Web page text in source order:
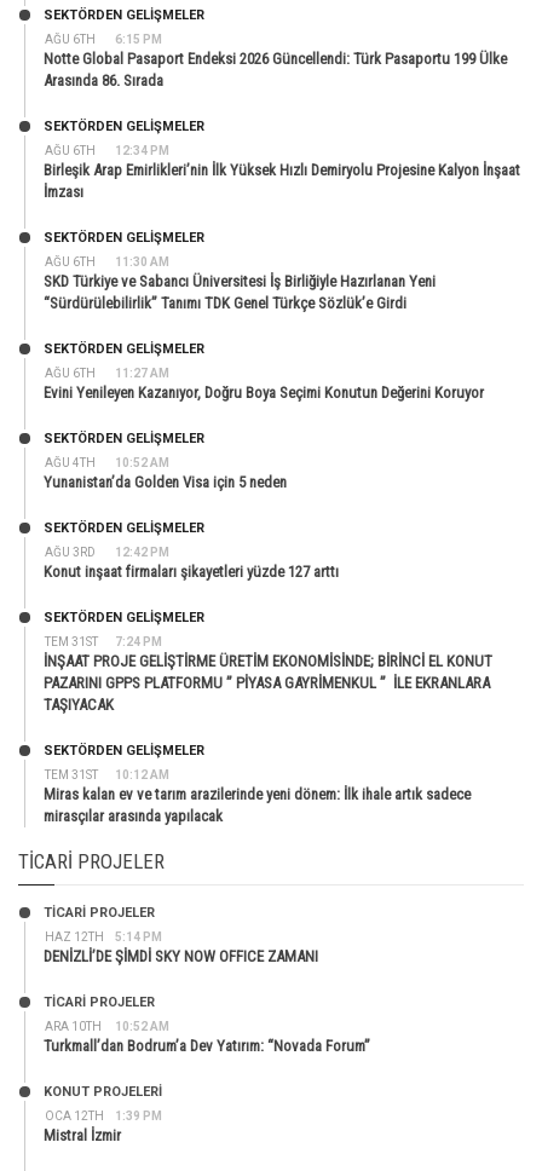
AĞU 6TH 6:15 PM
SEKTÖRDEN GELIŞMELER
Notte Global Pasaport Endeksi 2026 Güncellendi: Türk Pasaportu 199 Ülke
Arasında 86. Sırada
AĞU 6TH 12:34 PM
SEKTÖRDEN GELIŞMELER
Birleşik Arap Emirlikleri’nin İlk Yüksek Hızlı Demiryolu Projesine Kalyon İnşaat
İmzası
AĞU 6TH 11:30 AM
SEKTÖRDEN GELIŞMELER
SKD Türkiye ve Sabancı Üniversitesi İş Birliğiyle Hazırlanan Yeni
“Sürdürülebilirlik” Tanımı TDK Genel Türkçe Sözlük’e Girdi
AĞU 6TH 11:27 AM
SEKTÖRDEN GELIŞMELER
Evini Yenileyen Kazanıyor, Doğru Boya Seçimi Konutun Değerini Koruyor
AĞU 4TH 10:52 AM
SEKTÖRDEN GELIŞMELER
Yunanistan’da Golden Visa için 5 neden
AĞU 3RD 12:42 PM
SEKTÖRDEN GELIŞMELER
Konut inşaat firmaları şikayetleri yüzde 127 arttı
TEM 31ST 7:24 PM
SEKTÖRDEN GELIŞMELER
İNŞAAT PROJE GELİŞTİRME ÜRETİM EKONOMİSİNDE; BİRİNCİ EL KONUT
PAZARINI GPPS PLATFORMU ” PİYASA GAYRİMENKUL ” İLE EKRANLARA
TAŞIYACAK
TEM 31ST 10:12 AM
SEKTÖRDEN GELIŞMELER
Miras kalan ev ve tarım arazilerinde yeni dönem: İlk ihale artık sadece
mirasçılar arasında yapılacak
TICARI PROJELER
HAZ 12TH 5:14 PM
TİCARİ PROJELER
DENİZLİ’DE ŞİMDİ SKY NOW OFFICE ZAMANI
ARA 10TH 10:52 AM
TİCARİ PROJELER
Turkmall’dan Bodrum’a Dev Yatırım: “Novada Forum”
OCA 12TH 1:39 PM
KONUT PROJELERI
Mistral İzmir